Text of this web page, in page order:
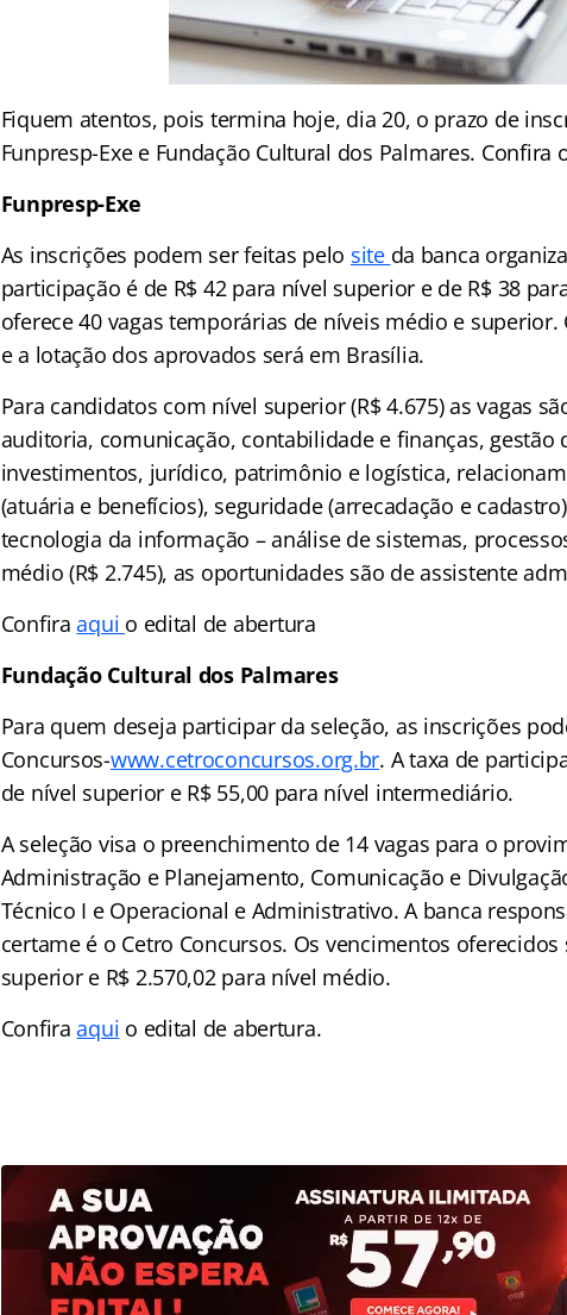
Fiquem atentos, pois termina hoje, dia 20, o prazo de
Funpresp-Exe e Fundação Cultural dos Palmares. Confira
Funpresp-Exe
As inscrições podem ser feitas pelo site da banca
participação é de R$ 42 para nível superior e de R$ 38
oferece 40 vagas temporárias de níveis médio e superior.
e a lotação dos aprovados será em Brasília.
Para candidatos com nível superior (R$ 4.675) as vagas
auditoria, comunicação, contabilidade e finanças, gestão
investimentos, jurídico, patrimônio e logística,
(atuária e benefícios), seguridade (arrecadação e
tecnologia da informação – análise de sistemas,
médio (R$ 2.745), as oportunidades são de assistente
Confiraaqui o edital de abertura
Fundação Cultural dos Palmares
Para quem deseja participar da seleção, as inscrições
Concursos-www.cetroconcursos.org.br. A taxa de
de nível superior e R$ 55,00 para nível intermediário.
A seleção visa o preenchimento de 14 vagas para o
Administração e Planejamento, Comunicação e
Técnico I e Operacional e Administrativo. A banca
certame é o Cetro Concursos. Os vencimentos oferecidos
superior e R$ 2.570,02 para nível médio.
Confiraaqui o edital de abertura.